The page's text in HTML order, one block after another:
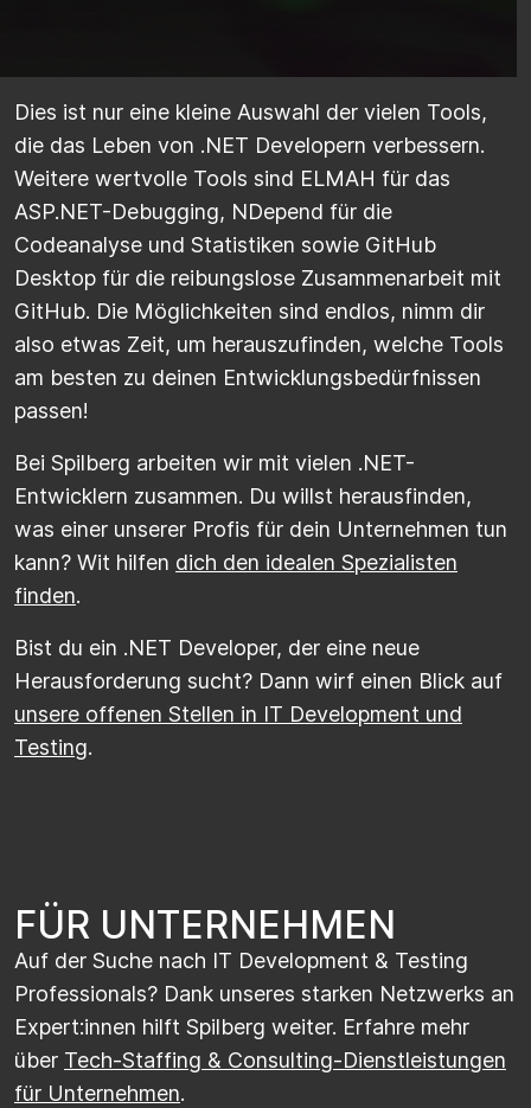
Dies ist nur eine kleine Auswahl der vielen Tools,
die das Leben von .NET Developern verbessern.
Weitere wertvolle Tools sind ELMAH für das
ASP.NET-Debugging, NDepend für die
Codeanalyse und Statistiken sowie GitHub
Desktop für die reibungslose Zusammenarbeit mit
GitHub. Die Möglichkeiten sind endlos, nimm dir
also etwas Zeit, um herauszufinden, welche Tools
am besten zu deinen Entwicklungsbedürfnissen
passen!
Bei Spilberg arbeiten wir mit vielen .NET-
Entwicklern zusammen. Du willst herausfinden,
was einer unserer Profis für dein Unternehmen tun
kann? Wit hilfen dich den idealen Spezialisten
finden.
Bist du ein .NET Developer, der eine neue
Herausforderung sucht? Dann wirf einen Blick auf
unsere offenen Stellen in IT Development und
Testing.
FÜR UNTERNEHMEN
Auf der Suche nach IT Development & Testing
Professionals? Dank unseres starken Netzwerks an
Expert:innen hilft Spilberg weiter. Erfahre mehr
über Tech-Staffing & Consulting-Dienstleistungen
für Unternehmen.